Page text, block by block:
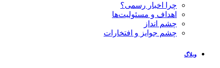
چرا اخبار رسمی؟
اهداف و مسئولیت‌ها
چشم انداز
چشم جوایز و افتخارات
وبلاگ